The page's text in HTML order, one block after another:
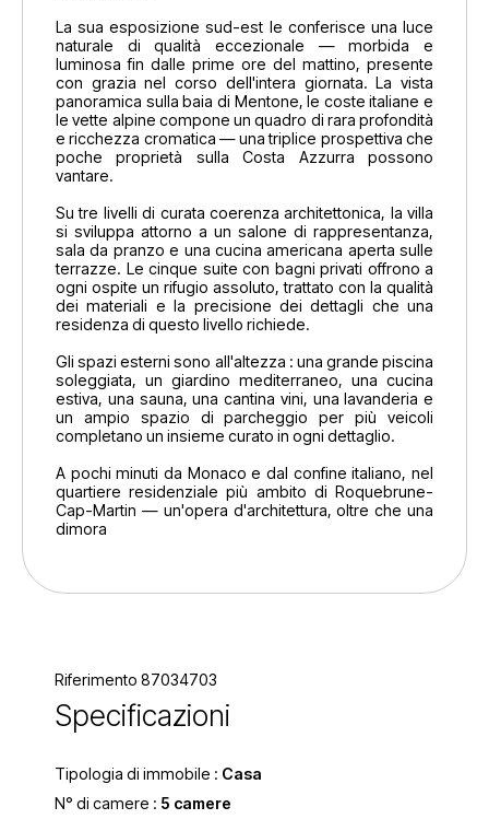
La sua esposizione sud-est le conferisce una luce
naturale di qualità eccezionale — morbida e
luminosa fin dalle prime ore del mattino, presente
con grazia nel corso dell'intera giornata. La vista
panoramica sulla baia di Mentone, le coste italiane e
le vette alpine compone un quadro di rara profondità
e ricchezza cromatica — una triplice prospettiva che
poche proprietà sulla Costa Azzurra possono
vantare.
Su tre livelli di curata coerenza architettonica, la villa
si sviluppa attorno a un salone di rappresentanza,
sala da pranzo e una cucina americana aperta sulle
terrazze. Le cinque suite con bagni privati offrono a
ogni ospite un rifugio assoluto, trattato con la qualità
dei materiali e la precisione dei dettagli che una
residenza di questo livello richiede.
Gli spazi esterni sono all'altezza : una grande piscina
soleggiata, un giardino mediterraneo, una cucina
estiva, una sauna, una cantina vini, una lavanderia e
un ampio spazio di parcheggio per più veicoli
completano un insieme curato in ogni dettaglio.
A pochi minuti da Monaco e dal confine italiano, nel
quartiere residenziale più ambito di Roquebrune-
Cap-Martin — un'opera d'architettura, oltre che una
dimora
Riferimento 87034703
Specificazioni
Tipologia di immobile : Casa
N° di camere : 5 camere